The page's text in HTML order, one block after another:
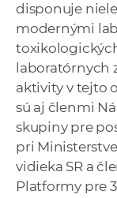
disponuje
modernými
laboratórnych
aktivity v tejto
sú aj členmi
skupiny pre
pri
vidieka SR a
Platformy pre